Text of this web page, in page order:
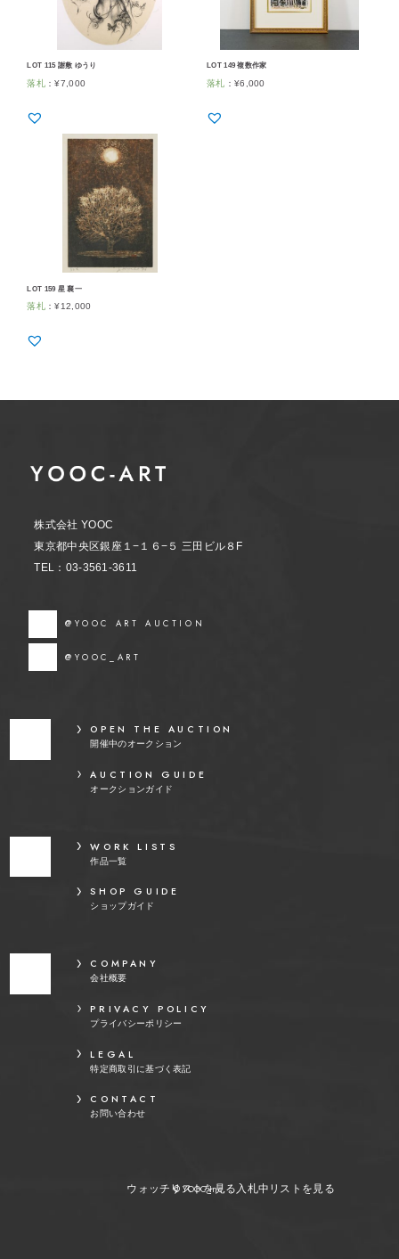
LOT 115 謝敷 ゆうり
落札 ：¥7,000
LOT 149 複数作家
落札 ： ¥6,000
LOT 159 星 襄一
落札 ：¥12,000
株式会社 YOOC
東京都中央区銀座１−１６−５ 三田ビル８F
TEL：03-3561-3611
@YOOC ART AUCTION
@YOOC_ART
OPEN THE AUCTION
開催中のオークション
AUCTION GUIDE
オークションガイド
WORK LISTS
作品一覧
SHOP GUIDE
ショップガイド
COMPANY
会社概要
PRIVACY POLICY
プライバシーポリシー
LEGAL
特定商取引に基づく表記
CONTACT
お問い合わせ
© YOOC Inc.
ウォッチリストを見る 入札中リストを見る